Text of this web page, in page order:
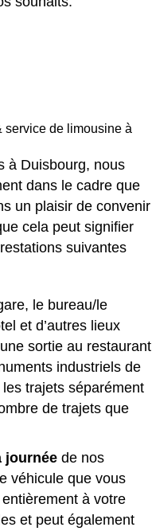
service de limousine à
à Duisbourg, nous
dans le cadre que
un plaisir de convenir
cela peut signifier
suivantes
le bureau/le
et d’autres lieux
sortie au restaurant
industriels de
trajets séparément
de trajets que
journée de nos
véhicule que vous
à votre
et peut également